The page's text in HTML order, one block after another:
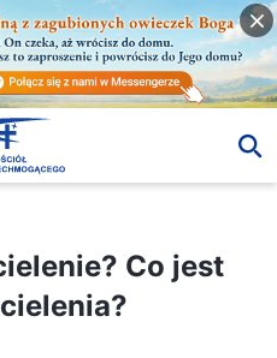
wcielenia?
Co jest